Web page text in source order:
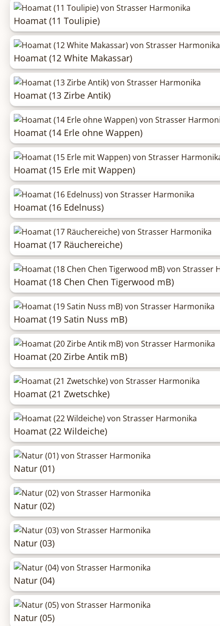
Hoamat (11 Toulipie)
Hoamat (12 White Makassar)
Hoamat (13 Zirbe Antik)
Hoamat (14 Erle ohne Wappen)
Hoamat (15 Erle mit Wappen)
Hoamat (16 Edelnuss)
Hoamat (17 Räuchereiche)
Hoamat (18 Chen Chen Tigerwood mB)
Hoamat (19 Satin Nuss mB)
Hoamat (20 Zirbe Antik mB)
Hoamat (21 Zwetschke)
Hoamat (22 Wildeiche)
Natur (01)
Natur (02)
Natur (03)
Natur (04)
Natur (05)